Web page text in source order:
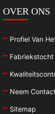
OVER ONS
Profiel Van
Fabriekstocht
Neem
Sitemap